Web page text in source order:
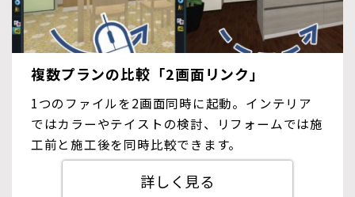
複数プランの比較「2画面リンク」
1つのファイルを2画面同時に起動。インテリア
ではカラーやテイストの検討、リフォームでは施
工前と施工後を同時比較できます。
詳しく見る